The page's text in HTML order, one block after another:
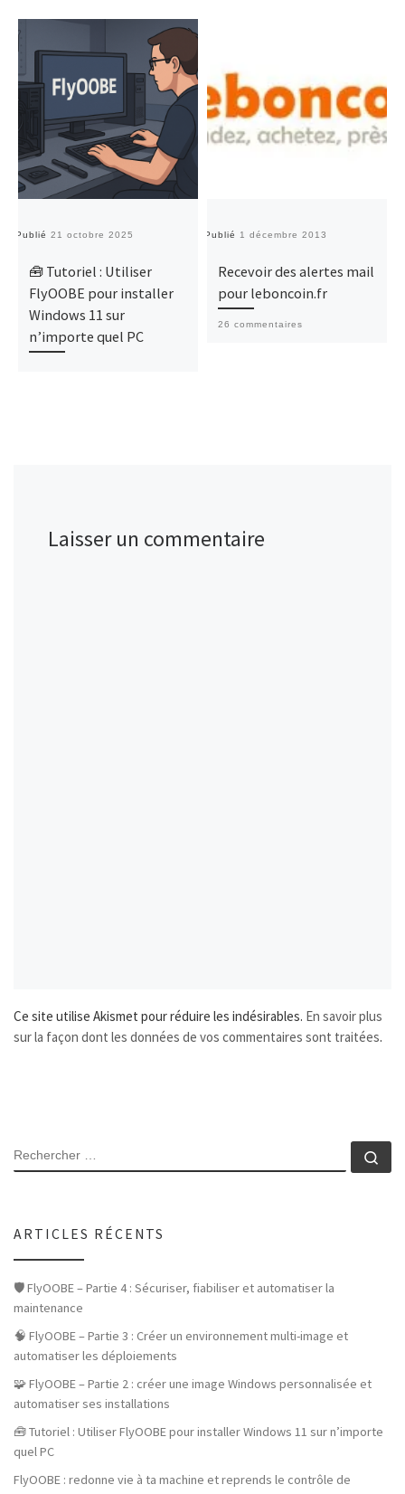
Publié 21 octobre 2025
🧰 Tutoriel : Utiliser
FlyOOBE pour installer
Windows 11 sur
n’importe quel PC
Publié 1 décembre 2013
Recevoir des alertes mail
pour leboncoin.fr
26 commentaires
Laisser un commentaire
Ce site utilise Akismet pour réduire les indésirables. En savoir plus
sur la façon dont les données de vos commentaires sont traitées.
SEARCH
ARTICLES RÉCENTS
🛡️ FlyOOBE – Partie 4 : Sécuriser, fiabiliser et automatiser la
maintenance
🧠 FlyOOBE – Partie 3 : Créer un environnement multi-image et
automatiser les déploiements
🧩 FlyOOBE – Partie 2 : créer une image Windows personnalisée et
automatiser ses installations
🧰 Tutoriel : Utiliser FlyOOBE pour installer Windows 11 sur n’importe
quel PC
FlyOOBE : redonne vie à ta machine et reprends le contrôle de